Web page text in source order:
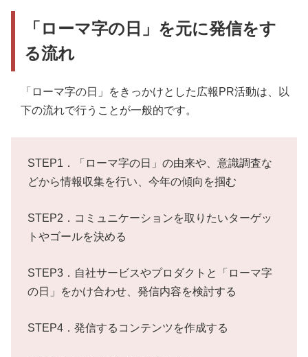
「ローマ字の日」を元に発信をす
る流れ
「ローマ字の日」をきっかけとした広報PR活動は、以
下の流れで行うことが一般的です。
STEP1．「ローマ字の日」の由来や、意識調査な
どから情報収集を行い、今年の傾向を掴む
STEP2．コミュニケーションを取りたいターゲッ
トやゴールを決める
STEP3．自社サービスやプロダクトと「ローマ字
の日」をかけ合わせ、発信内容を検討する
STEP4．発信するコンテンツを作成する